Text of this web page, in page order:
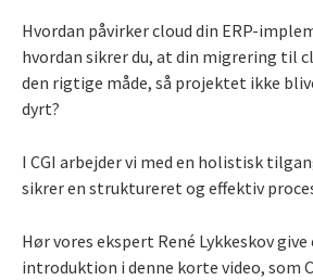
Hvordan påvirker cloud din ERP-
hvordan sikrer du, at din migrering til
den rigtige måde, så projektet ikke
dyrt?
I CGI arbejder vi med en holistisk
sikrer en struktureret og effektiv
Hør vores ekspert René Lykkeskov
introduktion i denne korte video, som